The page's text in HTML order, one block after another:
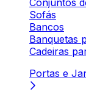
Conjuntos
Sofás
Bancos
Banquetas
Cadeiras
Portas e